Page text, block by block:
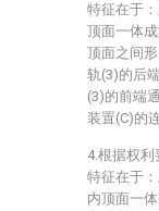
特征在于
顶面一体
顶面之间
轨(3)的后
(3)的前端
装置(C)的
4.根据权
特征在于
内顶面一